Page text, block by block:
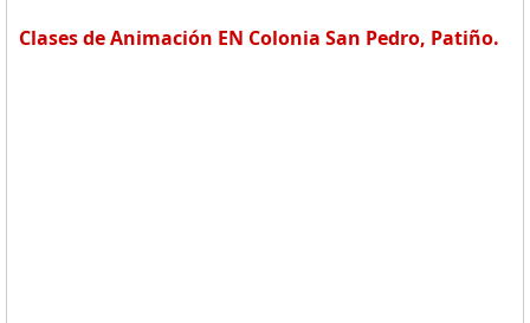
Clases de Animación EN Colonia San Pedro, Patiño.